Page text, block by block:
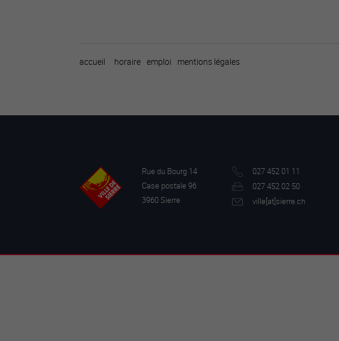
accueil horaire emploi mentions légales
Rue du Bourg 14
Case postale 96
3960 Sierre
027 452 01 11
027 452 02 50
ville[at]sierre.ch